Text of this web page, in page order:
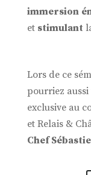
immersion
et stimulant
Lors de ce
pourriez
exclusive au
et Relais &
Chef